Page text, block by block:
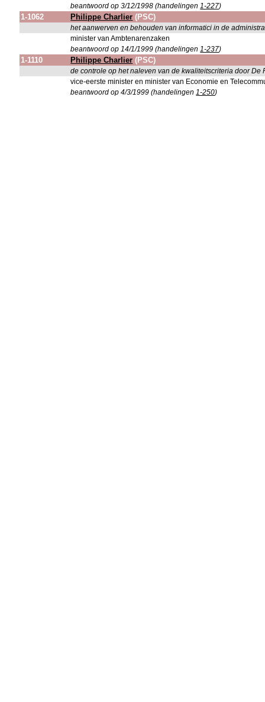
beantwoord op 3/12/1998 (handelingen1-227)
1-1062 Philippe Charlier (PSC)
het aanwerven en behouden van informatici in de
minister van Ambtenarenzaken
beantwoord op 14/1/1999 (handelingen1-237)
1-1110 Philippe Charlier (PSC)
de controle op het naleven van de kwaliteitscriteria door De
vice-eerste minister en minister van Economie en
beantwoord op 4/3/1999 (handelingen1-250)